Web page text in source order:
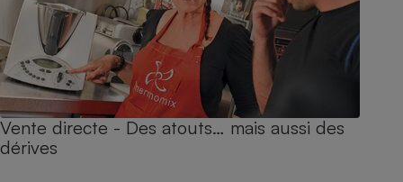
Vente directe - Des atouts… mais aussi des
dérives